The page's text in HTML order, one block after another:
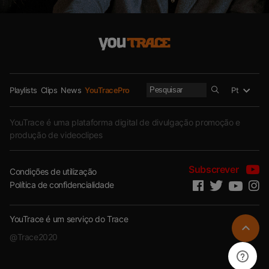
43 Visualizações
Aliwu – Fo Ne
Sa nouvelle vie, la Drill en France,
330.3KVisualizações
(“Acharné”, “Vérité”, Fianso, YL….) –
BLACK M découvre le rap guinéen
(MC Freshh, Gnamakalah, King
Playlists Clips News YouTracePro Pt
YouTrace é uma plataforma digital de divulgação promoção e
produção de videoclipes
Condições de utilização
Política de confidencialidade
Subscrever
YouTrace é um serviço do Trace
@Trace2020